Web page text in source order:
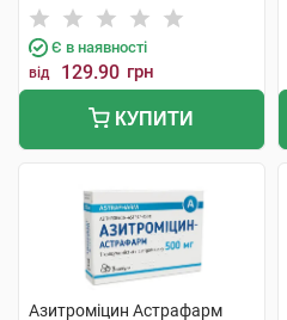
Є в наявності
від 129.90 грн
КУПИТИ
Азитроміцин Астрафарм